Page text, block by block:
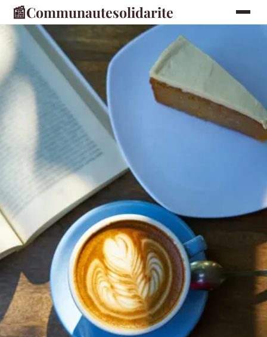
📰Communautesolidarite